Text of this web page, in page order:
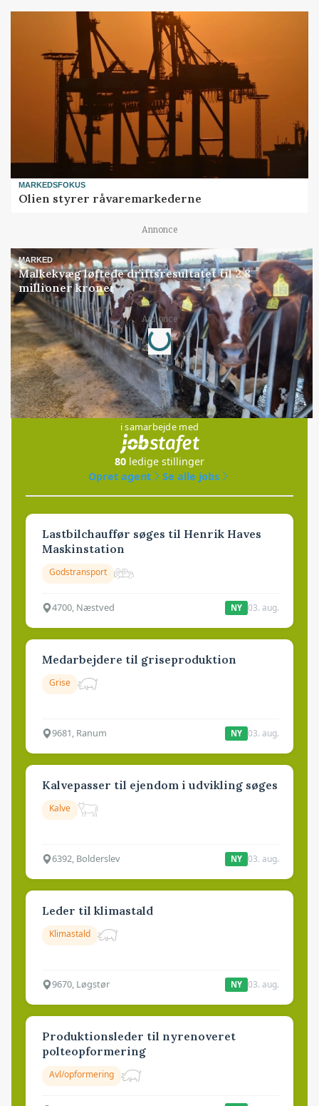
MARKEDSFOKUS
Olien styrer råvaremarkederne
Annonce
MARKED
Malkekvæg løftede driftsresultatet til 2,8
millioner kroner
Annonce
Loading...
Jobs
i samarbejde med
80 ledige stillinger
Opret agent
Se alle jobs
Lastbilchauffør søges til Henrik Haves
Maskinstation
Godstransport
4700, Næstved NY 03. aug.
Medarbejdere til griseproduktion
Grise
9681, Ranum NY 03. aug.
Kalvepasser til ejendom i udvikling søges
Kalve
6392, Bolderslev NY 03. aug.
Leder til klimastald
Klimastald
9670, Løgstør NY 03. aug.
Produktionsleder til nyrenoveret
polteopformering
Avl/opformering